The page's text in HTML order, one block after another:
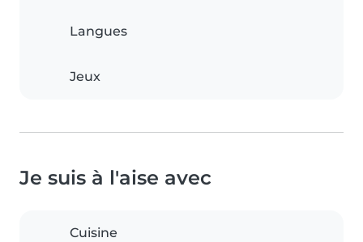
Langues
Jeux
Je suis à l'aise avec
Cuisine